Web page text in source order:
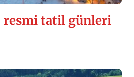
resmi tatil günleri